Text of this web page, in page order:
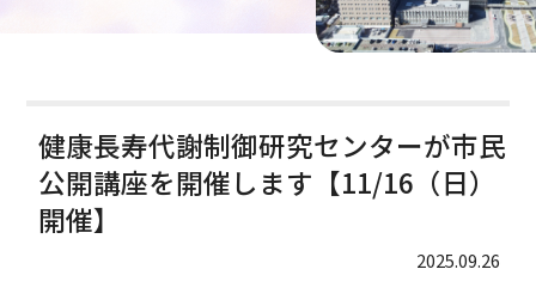
健康長寿代謝制御研究センターが市民
公開講座を開催します【11/16（日）
開催】
2025.09.26
附属施設